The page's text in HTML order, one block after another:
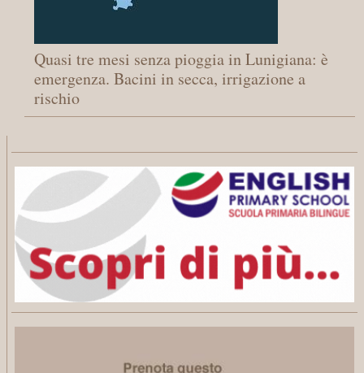
Quasi tre mesi senza pioggia in Lunigiana: è
emergenza. Bacini in secca, irrigazione a
rischio